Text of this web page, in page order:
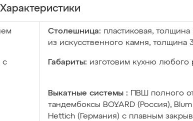
Характеристики
Столешница: пластиковая,
из искусственного камня, толщина
с
Габариты: изготовим кухню любого
Выкатные системы :
ПВШ полного
тандембоксы BOYARD (Россия),
Hettich (Германия) с плавным